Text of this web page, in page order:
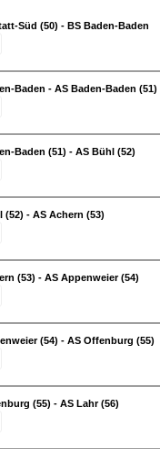
Süd (50) - BS Baden-Baden
Baden - AS Baden-Baden (51)
Baden (51) - AS Bühl (52)
(52) - AS Achern (53)
(53) - AS Appenweier (54)
(54) - AS Offenburg (55)
(55) - AS Lahr (56)